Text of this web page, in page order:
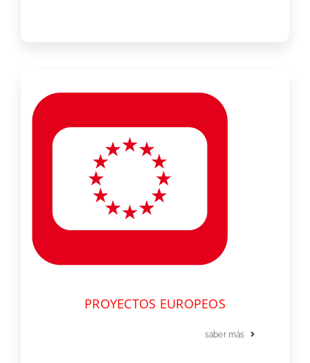
PROYECTOS EUROPEOS
saber más